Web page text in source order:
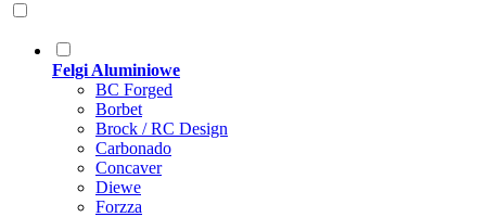
Felgi Aluminiowe
BC Forged
Borbet
Brock / RC Design
Carbonado
Concaver
Diewe
Forzza